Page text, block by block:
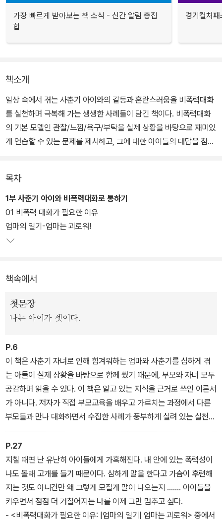
가장 빠르게 받아보는 책 소식 - 신간 알림 총집
합
경기컬처
책소개
일상 속에서 겪는 사춘기 아이와의 갈등과 혼란스러움을 비폭력대화
를 실천하며 극복해 가는 생생한 사례들이 담긴 책이다. 비폭력대화
의 기본 모델인 관찰/느낌/욕구/부탁을 실제 상황을 바탕으로 재미있
게 연습할 수 있는 문제를 제시하고, 그에 대한 아이들의 대답을 참고
사춘기 자녀로 인해 힘겨워하는 엄마와 사춘기를 심하게 겪는 아들이
실제 상황을 바탕으로 함께 썼기 때문에, 부모와 자녀 모두 공감할 수
있으며, 저자가 직접 부모교육을 배우고 가르치는 과정에서 다른 부
모들과 만나 대화하면서 수집한 사례가 풍부하게 실려 있는 실천적인
책이다. 따라서, 부모들이 '비폭력대화'를 실생활에서 자연스럽게 실
목차
1부 사춘기 아이와 비폭력대화로 통하기
01 비폭력 대화가 필요한 이유
엄마의 일기-엄마는 괴로워!
책속에서
첫문장
나는 아이가 셋이다.
P.6
이 책은 사춘기 자녀로 인해 힘겨워하는 엄마와 사춘기를 심하게 겪
는 아들이 실제 상황을 바탕으로 함께 썼기 때문에, 부모와 자녀 모두
공감하며 읽을 수 있다. 이 책은 알고 있는 지식을 근거로 쓰인 이론서
가 아니다. 저자가 직접 부모교육을 배우고 가르치는 과정에서 다른
부모들과 만나 대화하면서 수집한 사례가 풍부하게 실려 있는 실천적
인 책이다. 따라서, 부모들이 '비폭력대화'를 실생활에서 자연스럽게
실천할 수 있게 도와준다.
- <추천사: 자녀와 함께 행복해지는 방법에 관한 명쾌한 답> 중에서
P.27
지칠 때면 난 유난히 아이들에게 가혹해진다. 내 안에 있는 폭력성이
나도 몰래 고개를 들기 때문이다. 심하게 말을 한다고 가슴이 후련해
지는 것도 아니건만 왜 그렇게 모질게 말이 나오는지 ……. 아이들을
키우면서 점점 더 거칠어지는 나를 이제 그만 멈추고 싶다.
- <비폭력대화가 필요한 이유: |엄마의 일기| 엄마는 괴로워> 중에서